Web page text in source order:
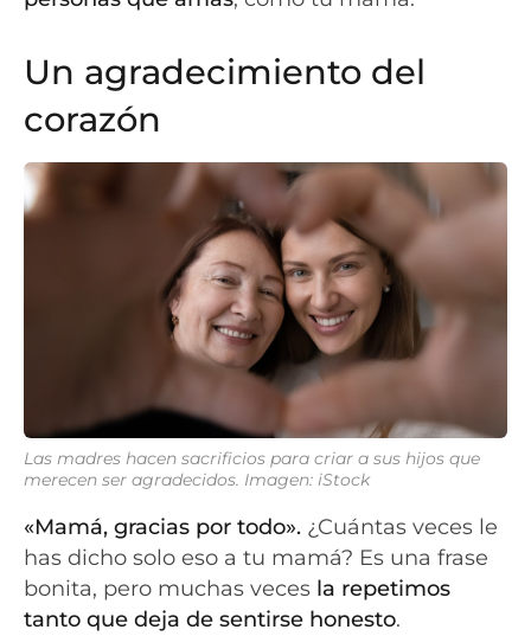
Un agradecimiento del
corazón
Las madres hacen sacrificios para criar a sus hijos que
merecen ser agradecidos. Imagen: iStock
«Mamá, gracias por todo». ¿Cuántas veces le
has dicho solo eso a tu mamá? Es una frase
bonita, pero muchas veces la repetimos
tanto que deja de sentirse honesto.